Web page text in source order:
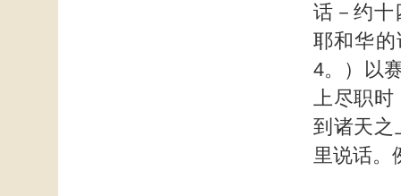
话－约十
耶和华
4。）以
上尽职时
到诸天之
里说话。